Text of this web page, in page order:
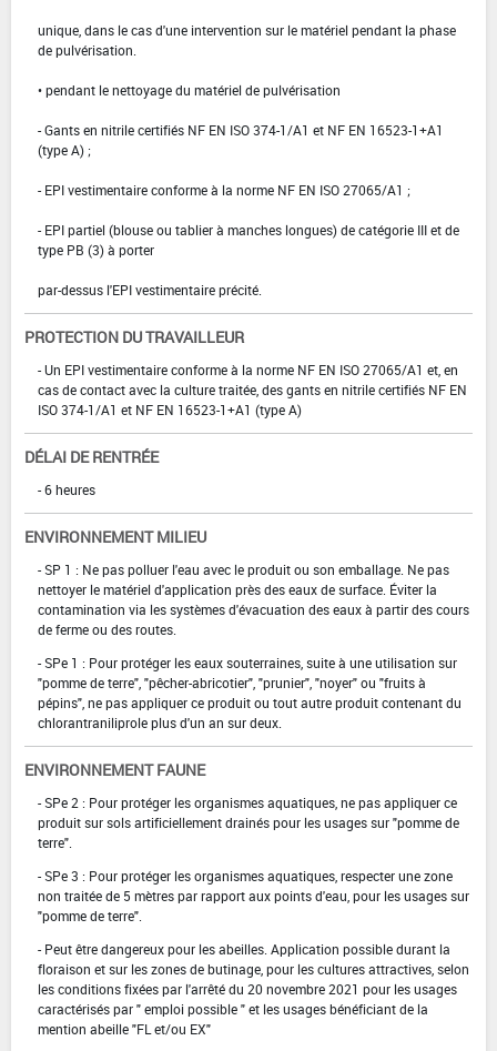
unique, dans le cas d'une intervention sur le matériel pendant la phase
de pulvérisation.
• pendant le nettoyage du matériel de pulvérisation
- Gants en nitrile certifiés NF EN ISO 374-1/A1 et NF EN 16523-1+A1
(type A) ;
- EPI vestimentaire conforme à la norme NF EN ISO 27065/A1 ;
- EPI partiel (blouse ou tablier à manches longues) de catégorie III et de
type PB (3) à porter
par-dessus l'EPI vestimentaire précité.
PROTECTION DU TRAVAILLEUR
- Un EPI vestimentaire conforme à la norme NF EN ISO 27065/A1 et, en
cas de contact avec la culture traitée, des gants en nitrile certifiés NF EN
ISO 374-1/A1 et NF EN 16523-1+A1 (type A)
DÉLAI DE RENTRÉE
- 6 heures
ENVIRONNEMENT MILIEU
- SP 1 : Ne pas polluer l'eau avec le produit ou son emballage. Ne pas
nettoyer le matériel d'application près des eaux de surface. Éviter la
contamination via les systèmes d'évacuation des eaux à partir des cours
de ferme ou des routes.
- SPe 1 : Pour protéger les eaux souterraines, suite à une utilisation sur
"pomme de terre", "pêcher-abricotier", "prunier", "noyer" ou "fruits à
pépins", ne pas appliquer ce produit ou tout autre produit contenant du
chlorantraniliprole plus d'un an sur deux.
ENVIRONNEMENT FAUNE
- SPe 2 : Pour protéger les organismes aquatiques, ne pas appliquer ce
produit sur sols artificiellement drainés pour les usages sur "pomme de
terre".
- SPe 3 : Pour protéger les organismes aquatiques, respecter une zone
non traitée de 5 mètres par rapport aux points d'eau, pour les usages sur
"pomme de terre".
- Peut être dangereux pour les abeilles. Application possible durant la
floraison et sur les zones de butinage, pour les cultures attractives, selon
les conditions fixées par l'arrêté du 20 novembre 2021 pour les usages
caractérisés par " emploi possible " et les usages bénéficiant de la
mention abeille "FL et/ou EX"